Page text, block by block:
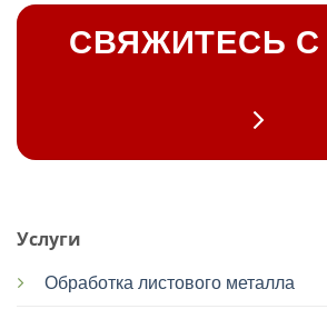
Услуги
Обработка листового металла
СВЯЖИТЕСЬ